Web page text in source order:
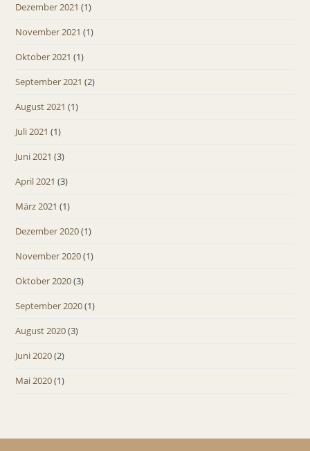
Dezember 2021 (1)
November 2021 (1)
Oktober 2021 (1)
September 2021 (2)
August 2021 (1)
Juli 2021 (1)
Juni 2021 (3)
April 2021 (3)
März 2021 (1)
Dezember 2020(1)
November 2020(1)
Oktober 2020(3)
September 2020(1)
August 2020(3)
Juni 2020(2)
Mai 2020(1)